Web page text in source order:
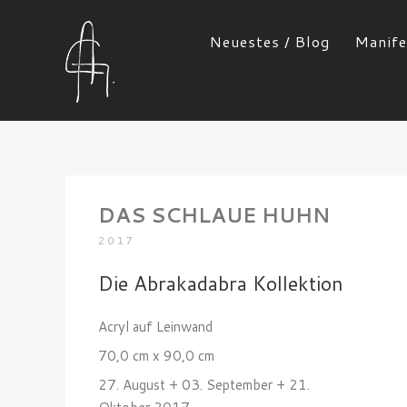
Neuestes / Blog
DAS SCHLAUE HUHN
2017
Die Abrakadabra Kollektion
Acryl auf Leinwand
70,0 cm x 90,0 cm
27. August + 03. September + 21.